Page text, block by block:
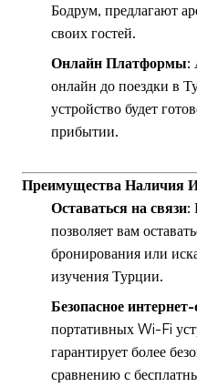
Бодрум, предлагают
своих гостей.
Онлайн Платформы:
онлайн до поездки в
устройство будет
прибытии.
Преимущества Наличия
Оставаться на связи:
позволяет вам
бронирования или
изучения Турции.
Безопасное
портативных Wi-Fi
гарантирует более
сравнению с